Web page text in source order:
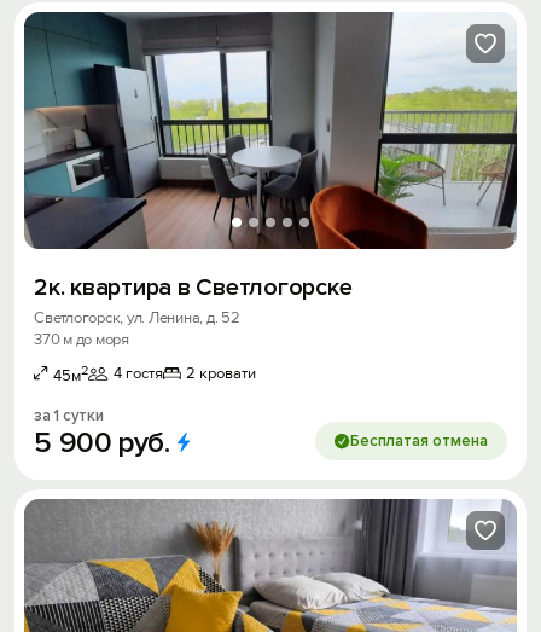
2к. квартира в Светлогорске
Светлогорск, ул. Ленина, д. 52
370 м до моря
45м2 4 гостя 2 кровати
за 1 сутки
5 900 руб. Бесплатая отмена